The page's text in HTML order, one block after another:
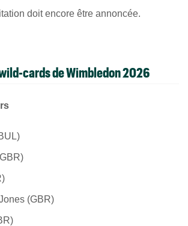
doit encore être annoncée.
cards de Wimbledon 2026
(GBR)